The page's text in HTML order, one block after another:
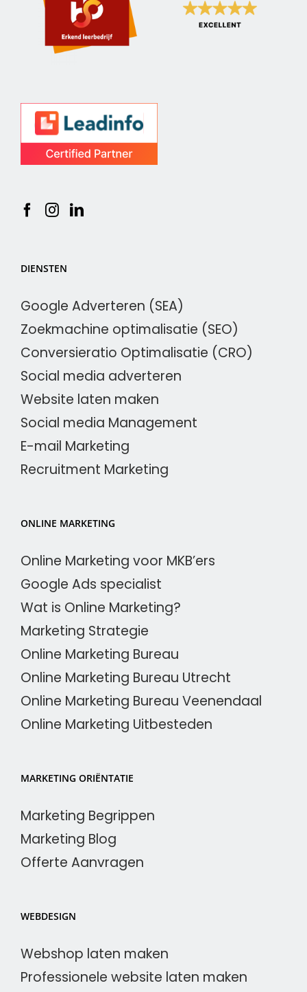
DIENSTEN
Google Adverteren (SEA)
Zoekmachine optimalisatie (SEO)
Conversieratio Optimalisatie (CRO)
Social media adverteren
Website laten maken
Social media Management
E-mail Marketing
Recruitment Marketing
ONLINE MARKETING
Online Marketing voor MKB’ers
Google Ads specialist
Wat is Online Marketing?
Marketing Strategie
Online Marketing Bureau
Online Marketing Bureau Utrecht
Online Marketing Bureau Veenendaal
Online Marketing Uitbesteden
MARKETING ORIËNTATIE
Marketing Begrippen
Marketing Blog
Offerte Aanvragen
WEBDESIGN
Webshop laten maken
Professionele website laten maken